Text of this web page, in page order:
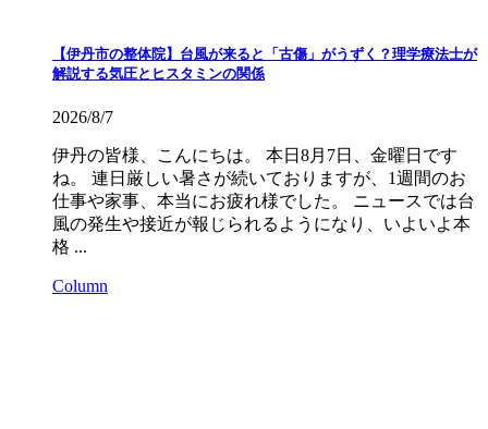
【伊丹市の整体院】台風が来ると「古傷」がうずく？理学療法士が
解説する気圧とヒスタミンの関係
2026/8/7
伊丹の皆様、こんにちは。 本日8月7日、金曜日です
ね。 連日厳しい暑さが続いておりますが、1週間のお
仕事や家事、本当にお疲れ様でした。 ニュースでは台
風の発生や接近が報じられるようになり、いよいよ本
格 ...
Column